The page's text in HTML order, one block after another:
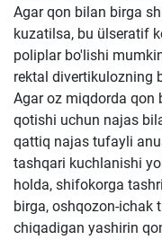
Agar qon bilan birga
kuzatilsa, bu ülseratif
poliplar bo'lishi
rektal divertikulozning
Agar oz miqdorda qon
qotishi uchun najas
qattiq najas tufayli
tashqari kuchlanishi
holda, shifokorga
birga, oshqozon-ichak
chiqadigan yashirin